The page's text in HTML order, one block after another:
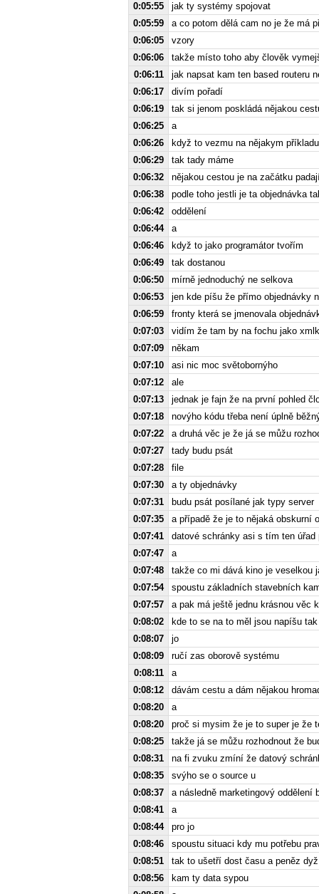
0:05:55
jak ty systémy spojovat
0:05:59
a co potom dělá cam no je že má
0:06:05
vzory
0:06:06
takže místo toho aby člověk
0:06:11
jak napsat kam ten based routeru
0:06:17
divím pořadí
0:06:19
tak si jenom poskládá nějakou
0:06:25
a
0:06:26
když to vezmu na nějakym příkladu
0:06:29
tak tady máme
0:06:32
nějakou cestou je na začátku
0:06:38
podle toho jestli je ta objednávka
0:06:42
oddělení
0:06:44
a
0:06:46
když to jako programátor tvořím
0:06:49
tak dostanou
0:06:50
mírně jednoduchý ne selkova
0:06:53
jen kde píšu že přímo objednávky
0:06:59
fronty která se jmenovala
0:07:03
vidím že tam by na fochu jako
0:07:09
někam
0:07:10
asi nic moc světobornýho
0:07:12
ale
0:07:13
jednak je fajn že na první pohled
0:07:18
novýho kódu třeba není úplně
0:07:22
a druhá věc je že já se můžu
0:07:27
tady budu psát
0:07:28
file
0:07:30
a ty objednávky
0:07:31
budu psát posílané jak typy server
0:07:35
a případě že je to nějaká obskurní
0:07:41
datové schránky asi s tím ten úřad
0:07:47
a
0:07:48
takže co mi dává kino je veselkou
0:07:54
spoustu základních stavebních
0:07:57
a pak má ještě jednu krásnou věc
0:08:02
kde to se na to měl jsou napíšu
0:08:07
jo
0:08:09
ručí zas oborově systému
0:08:11
a
0:08:12
dávám cestu a dám nějakou
0:08:20
a
0:08:20
proč si mysim že je to super je že
0:08:25
takže já se můžu rozhodnout že
0:08:31
na fi zvuku zmíní že datový
0:08:35
svýho se o source u
0:08:37
a následně marketingový oddělení
0:08:41
a
0:08:44
pro jo
0:08:46
spoustu situaci kdy mu potřebu
0:08:51
tak to ušetří dost času a peněz
0:08:56
kam ty data sypou